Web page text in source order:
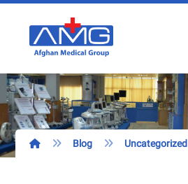
Blog Uncategorized